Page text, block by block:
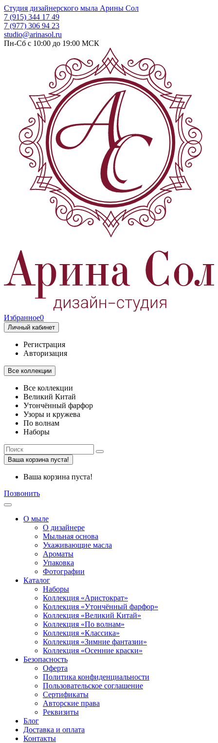
Студия дизайнерского мыла Арины Сол
7 (915) 344 17 49
7 (977) 306 94 23
studio@arinasol.ru
Пн-Сб с 10:00 до 19:00 МСК
Избранное0
Личный кабинет
Регистрация
Авторизация
Все коллекции
Все коллекции
Великий Китай
Утончённый фарфор
Узоры и кружева
По волнам
Наборы
Ваша корзина пуста!
Ваша корзина пуста!
Позвонить
О мыле
О дизайнере
Мыльная основа
Ухаживающие масла
Ароматы
Упаковка
Фотографии
Каталог
Наборы
Коллекция «Аристократ»
Коллекция «Утончённый фарфор»
Коллекция «Великий Китай»
Коллекция «По волнам»
Коллекция «Классика»
Коллекция «Зимние фантазии»
Коллекция «Осенние краски»
Безопасность
Оферта
Политика конфиденциальности
Пользовательское соглашение
Сертификаты
Авторские права
Реквизиты
Блог
Доставка и оплата
Контакты